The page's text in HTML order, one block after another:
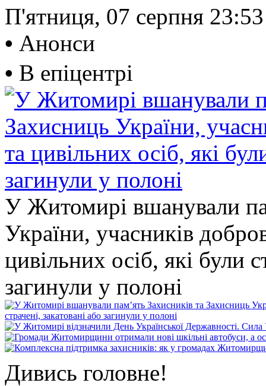
П'ятниця, 07 серпня 23:53
• Анонси
• В епіцентрі
У Житомирі вшанували
України, учасників
цивільних осіб, які були
загинули у полоні
Дивись головне!